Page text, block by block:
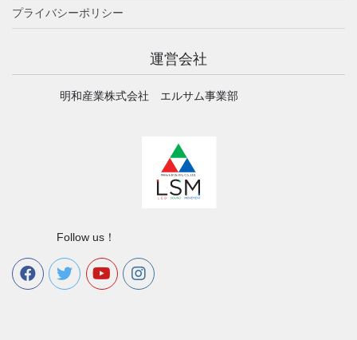
プライバシーポリシー
運営会社
明和産業株式会社 エルサム事業部
Follow us！